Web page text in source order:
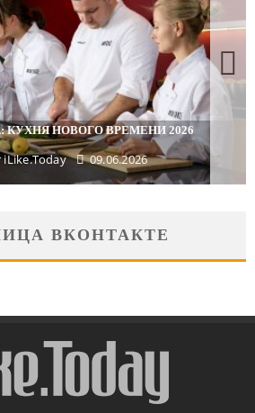
НОВОГО ВРЕМЕНИ 2026
iLike.Today 09.06.2026
ВКОНТАКТЕ